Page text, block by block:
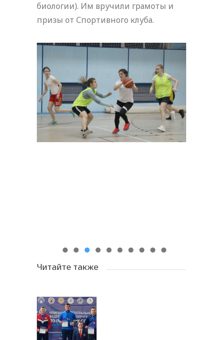
биологии). Им вручили грамоты и
призы от Спортивного клуба.
Читайте также